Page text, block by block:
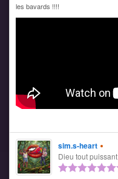
les bavards !!!!
sim.s-heart
Dieu tout puissant